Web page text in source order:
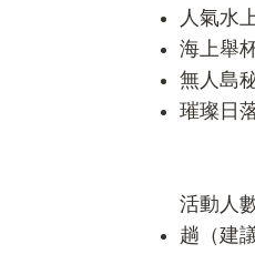
人氣水
海上舉
無人島
璀璨日
活動人
趟（建